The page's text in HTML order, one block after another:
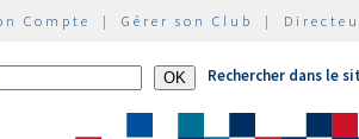
Compte | Gérer son Club |
Rechercher dans le